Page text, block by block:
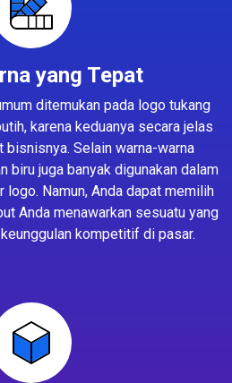
yang Tepat
ditemukan pada logo tukang
karena keduanya secara jelas
Selain warna-warna
biru juga banyak digunakan dalam
Namun, Anda dapat memilih
Anda menawarkan sesuatu yang
kompetitif di pasar.